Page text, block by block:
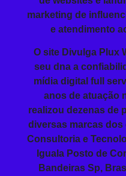
marketing de
e atendimento
O site Divulga Plux
seu dna a
mídia digital full
anos de atuação
realizou dezenas de
diversas marcas
Consultoria e
Iguala Posto de
Bandeiras Sp,